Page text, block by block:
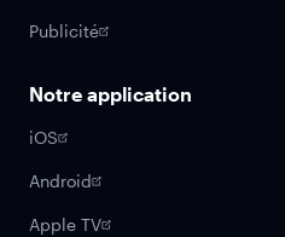
Publicité
Notre application
iOS
Android
Apple TV